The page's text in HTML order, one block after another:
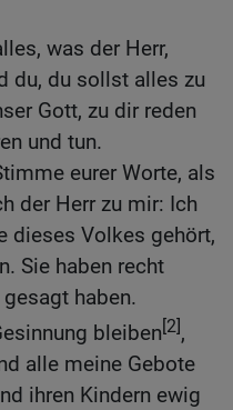
was der Herr,
du, du sollst alles zu
Gott, zu dir reden
und tun.
eurer Worte, als
der Herr zu mir: Ich
dieses Volkes gehört,
Sie haben recht
haben.
bleiben[2],
alle meine Gebote
ihren Kindern ewig